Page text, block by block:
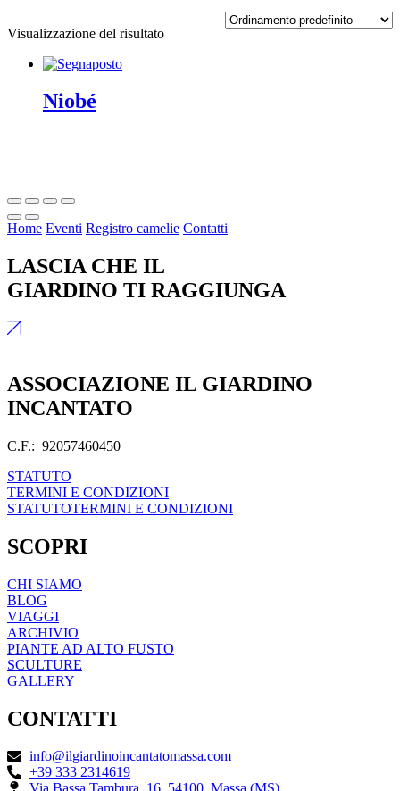
Visualizzazione del risultato
Niobé
Home Eventi Registro camelie Contatti
LASCIA CHE IL
GIARDINO TI RAGGIUNGA
ASSOCIAZIONE IL GIARDINO
INCANTATO
C.F.: 92057460450
STATUTO
TERMINI E CONDIZIONI
STATUTOTERMINI E CONDIZIONI
SCOPRI
CHI SIAMO
BLOG
VIAGGI
ARCHIVIO
PIANTE AD ALTO FUSTO
SCULTURE
GALLERY
CONTATTI
info@ilgiardinoincantatomassa.com
+39 333 2314619